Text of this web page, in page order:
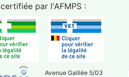
certifiée par l'AFMPS:
Avenue Galilée 5/03